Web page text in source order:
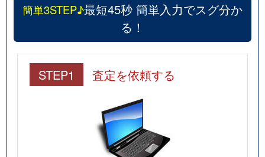
簡単3STEP♪最短45秒 簡単入力でスグ分か
る！
STEP1 査定を依頼する